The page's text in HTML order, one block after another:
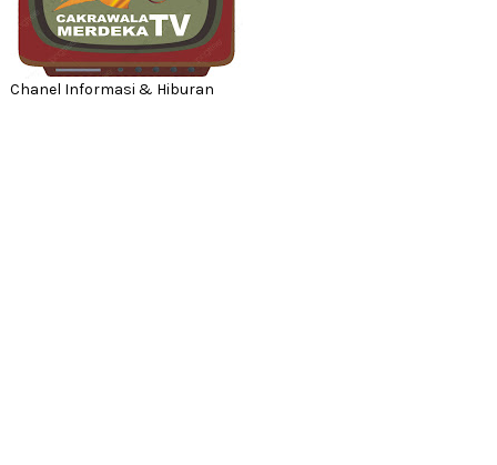
Chanel Informasi & Hiburan